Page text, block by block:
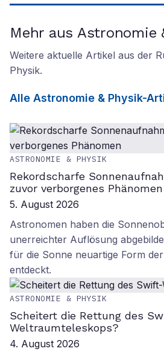
Mehr aus Astronomie
Weitere aktuelle Artikel aus der
Physik.
Alle Astronomie & Physik-
ASTRONOMIE & PHYSIK
Rekordscharfe
zuvor verborgenes Phänomen
5. August 2026
Astronomen haben die
unerreichter Auflösung
für die Sonne neuartige Form
entdeckt.
ASTRONOMIE & PHYSIK
Scheitert die Rettung des
Weltraumteleskops?
4. August 2026